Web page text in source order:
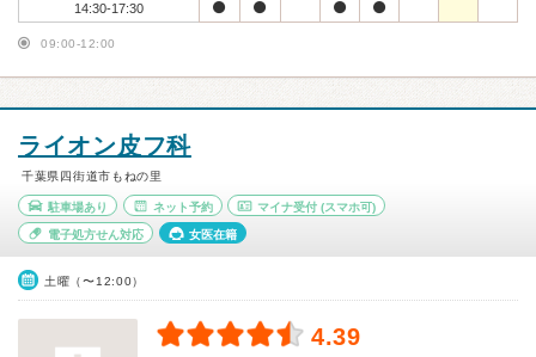
14:30-17:30
09:00-12:00
ライオン皮フ科
千葉県四街道市もねの里
駐車場あり ネット予約 マイナ受付 (スマホ可)
電子処方せん対応 女医在籍
土曜（〜12:00）
4.39